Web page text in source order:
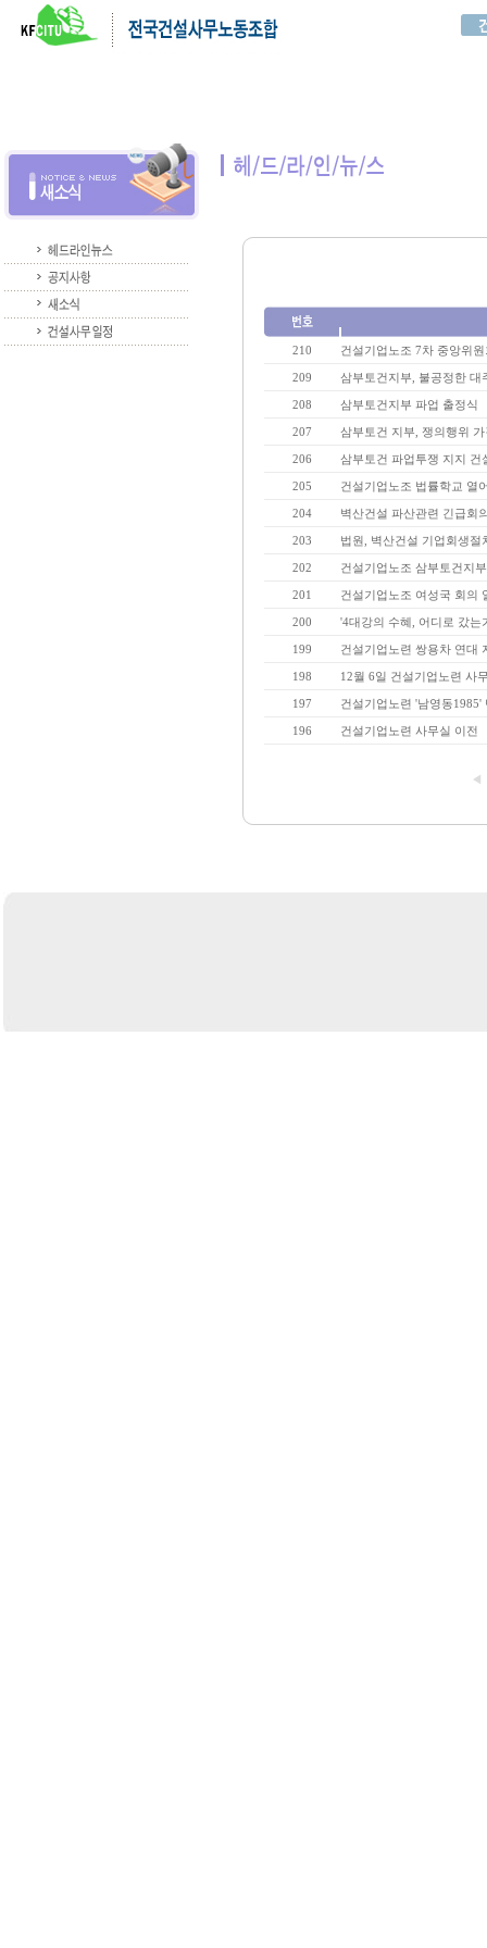
210 건설기업노조 7차 중앙위
209 삼부토건지부, 불공정한 대
208 삼부토건지부 파업 출정식
207 삼부토건 지부, 쟁의행위 가
206 삼부토건 파업투쟁 지지 건
205 건설기업노조 법률학교 열
204 벽산건설 파산관련 긴급회
203 법원, 벽산건설 기업회생절
202 건설기업노조 삼부토건지
201 건설기업노조 여성국 회의
200 '4대강의 수혜, 어디로 갔는
199 건설기업노련 쌍용차 연대
198 12월 6일 건설기업노련 사
197 건설기업노련 '남영동1985'
196 건설기업노련 사무실 이전
◀